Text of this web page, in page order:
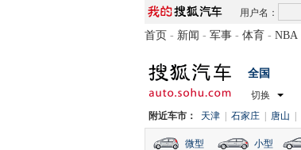
用户名：
首页 - 新闻 - 军事 - 体育 - NBA
全国
切换
附近车市： 天津 石家庄 唐山
微型 小型